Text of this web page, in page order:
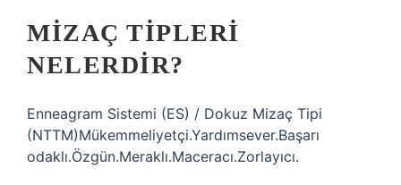
MIZAÇ TIPLERI
NELERDIR?
Enneagram Sistemi (ES) / Dokuz Mizaç Tipi
(NTTM)Mükemmeliyetçi.Yardımsever.Başarı
odaklı.Özgün.Meraklı.Maceracı.Zorlayıcı.